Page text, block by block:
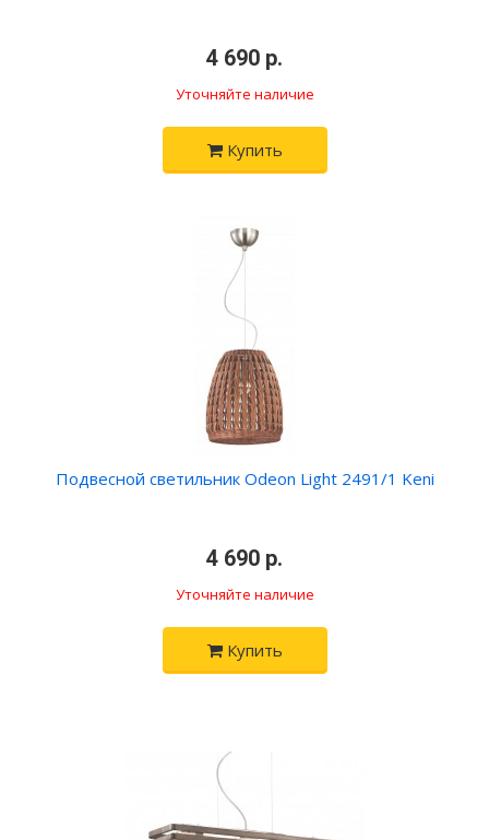
4 690 р.
Уточняйте наличие
Купить
Подвесной светильник Odeon Light 2491/1 Keni
4 690 р.
Уточняйте наличие
Купить